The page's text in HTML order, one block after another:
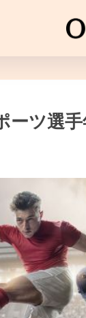
ーツ選手